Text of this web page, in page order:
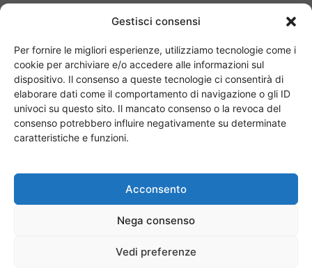
Gestisci consensi
Per fornire le migliori esperienze, utilizziamo tecnologie come i
cookie per archiviare e/o accedere alle informazioni sul
dispositivo. Il consenso a queste tecnologie ci consentirà di
elaborare dati come il comportamento di navigazione o gli ID
univoci su questo sito. Il mancato consenso o la revoca del
consenso potrebbero influire negativamente su determinate
caratteristiche e funzioni.
Acconsento
Nega consenso
Vedi preferenze
Chi siamo I Nostri Clienti
© Copyright 2017 - MilanoEvents.it© managed by